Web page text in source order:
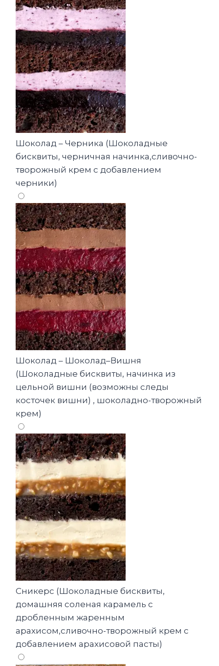
Шоколад – Черника (Шоколадные
бисквиты, черничная начинка,сливочно-
творожный крем с добавлением
черники)
Шоколад – Шоколад–Вишня
(Шоколадные бисквиты, начинка из
цельной вишни (возможны следы
косточек вишни) , шоколадно-творожный
крем)
Сникерс (Шоколадные бисквиты,
домашняя соленая карамель с
дробленным жаренным
арахисом,сливочно-творожный крем с
добавлением арахисовой пасты)